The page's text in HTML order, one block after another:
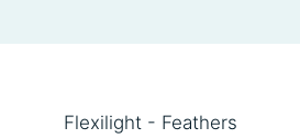
Flexilight - Feathers